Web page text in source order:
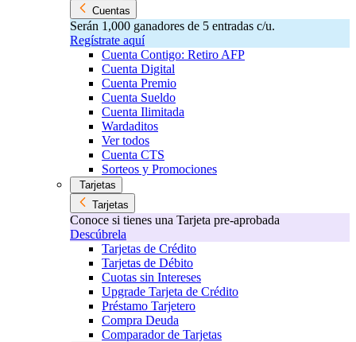
Cuentas
Serán 1,000 ganadores de 5 entradas c/u.
Regístrate aquí
Cuenta Contigo: Retiro AFP
Cuenta Digital
Cuenta Premio
Cuenta Sueldo
Cuenta Ilimitada
Wardaditos
Ver todos
Cuenta CTS
Sorteos y Promociones
Tarjetas
Tarjetas
Conoce si tienes una Tarjeta pre-aprobada
Descúbrela
Tarjetas de Crédito
Tarjetas de Débito
Cuotas sin Intereses
Upgrade Tarjeta de Crédito
Préstamo Tarjetero
Compra Deuda
Comparador de Tarjetas